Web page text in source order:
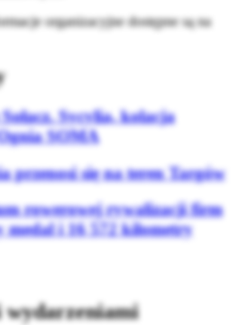
organizacyjne dostępne są na
Sycylia, kolacja
SOMA
przenosi się na teren Targów
rowerowej rywalizacji firm
medal i 16 572 kilometry
wydarzeniami